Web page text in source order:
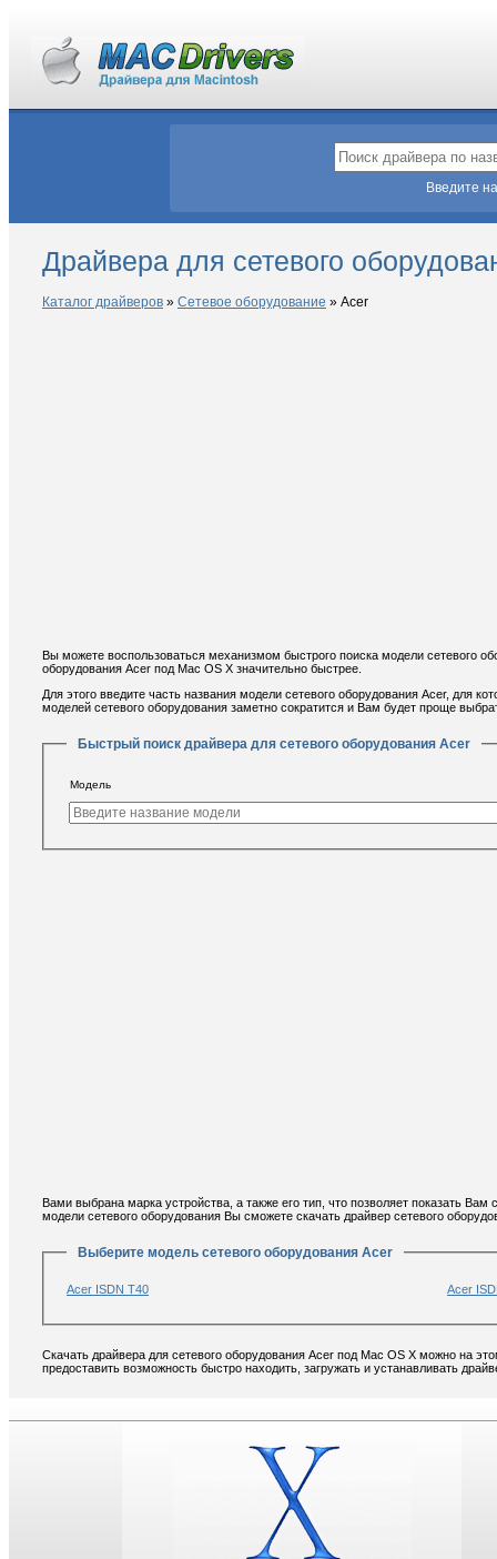
Введите
Драйвера для сетевого
Каталог драйверов » Сетевое оборудование » Acer
Вы можете воспользоваться механизмом быстрого поиска модели сетевого
оборудования Acer под Mac OS X значительно быстрее.
Для этого введите часть названия модели сетевого оборудования Acer, для
моделей сетевого оборудования заметно сократится и Вам будет проще
Быстрый поиск драйвера для сетевого оборудования Acer
Модель
Вами выбрана марка устройства, а также его тип, что позволяет показать
модели сетевого оборудования Вы сможете скачать драйвер сетевого
Выберите модель сетевого оборудования Acer
Acer ISDN T40 Acer
Скачать драйвера для сетевого оборудования Acer под Mac OS X можно на
предоставить возможность быстро находить, загружать и устанавливать